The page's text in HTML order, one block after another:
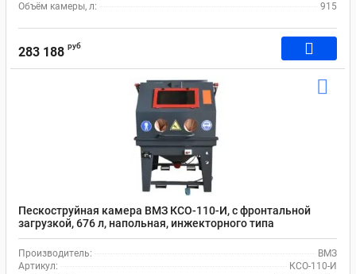
Объём камеры, л:
915
283 188 руб
Пескоструйная камера ВМЗ КСО-110-И, с фронтальной
загрузкой, 676 л, напольная, инжекторного типа
Производитель:
ВМЗ
Артикул:
КСО-110-И